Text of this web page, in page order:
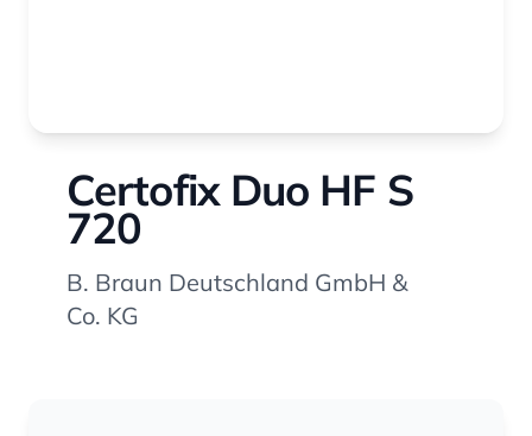
Certofix Duo HF S
720
B. Braun Deutschland GmbH &
Co. KG